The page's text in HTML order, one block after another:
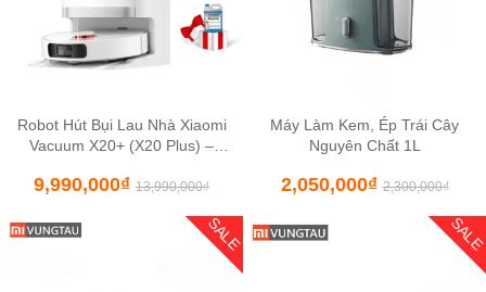
Robot Hút Bụi Lau Nhà Xiaomi
Vacuum X20+ (X20 Plus) –
9,990,000₫ 13,990,000₫
Máy Làm Kem, Ép Trái Cây
Nguyên Chất 1L
2,050,000₫ 2,300,000₫
SALE SALE